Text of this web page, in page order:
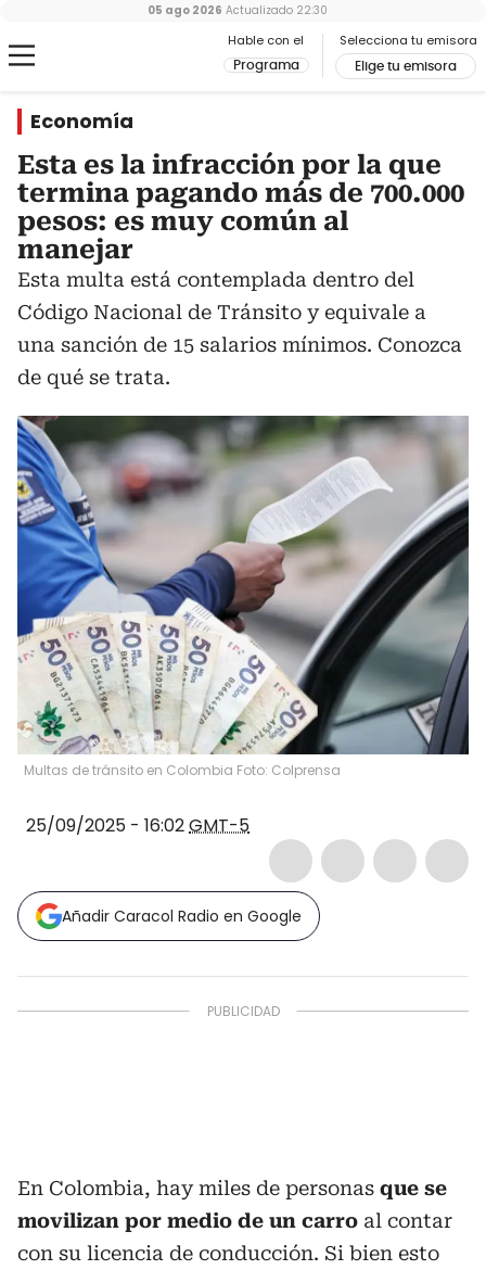
Hable con el
Programa
Selecciona tu emisora
Elige tu emisora
05 ago 2026 Actualizado 22:30
Economía
Esta es la infracción por la que
termina pagando más de 700.000
pesos: es muy común al
manejar
Esta multa está contemplada dentro del
Código Nacional de Tránsito y equivale a
una sanción de 15 salarios mínimos. Conozca
de qué se trata.
Multas de tránsito en Colombia Foto: Colprensa
25/09/2025 - 16:02GMT-5
Añadir Caracol Radio en Google
En Colombia, hay miles de personas que se
movilizan por medio de un carro al contar
con su licencia de conducción. Si bien esto